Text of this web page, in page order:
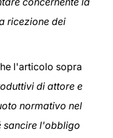
ricezione dei
l'articolo sopra
di attore e
normativo nel
sancire l'obbligo